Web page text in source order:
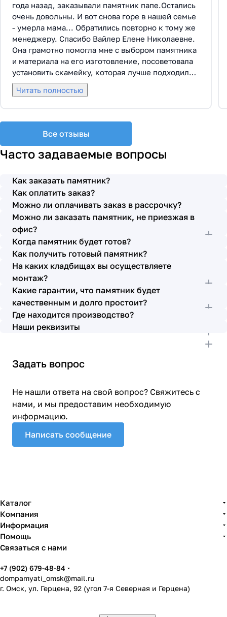
года назад, заказывали памятник папе.Остались
очень довольны. И вот снова горе в нашей семье
- умерла мама... Обратились повторно к тому же
менеджеру. Спасибо Вайлер Елене Николаевне.
Она грамотно помогла мне с выбором памятника
и материала на его изготовление, посоветовала
установить скамейку, которая лучше подходила
по общему дизайну. Вышли на улицу, посмотрели
представленные варианты, я определилась с
все этапы которого были выполнены вовремя и
без нареканий с нашей стороны, все наши
просьбы учтены. В первое наше обращение мы
бригада Головачёва Владимира. Поэтому и в этот
раз я поросила, если можно, то назначить эту же
бригаду. Мне пошли на встречу, спасибо. Ребята
работают спокойно, но в тоже время, соблюдая
всю технологию, работаю слаженно и
качественно. Я присутствовала при монтаже,
ребят это нисколько не смутило. Они, как и
Елена Николаевна, ответили на все мои вопросы,
которые возникли в процессе. Спасибо.
Выражаю благодарность от имени всей нашей
семьи за выполнение заказа в срок и
качественно. К руководству просьба по-
возможности премировать работников.
Читать полностью
Все отзывы
Часто задаваемые вопросы
Как заказать памятник?
Как оплатить заказ?
Можно ли оплачивать заказ в рассрочку?
Можно ли заказать памятник, не приезжая в
офис?
Когда памятник будет готов?
Как получить готовый памятник?
На каких кладбищах вы осуществляете
монтаж?
Какие гарантии, что памятник будет
качественным и долго простоит?
Где находится производство?
Наши реквизиты
Задать вопрос
Не нашли ответа на свой вопрос? Свяжитесь с
нами, и мы предоставим необходимую
информацию.
Написать сообщение
Каталог
Компания
Информация
Помощь
Связаться с нами
+7 (902) 679-48-84
dompamyati_omsk@mail.ru
г. Омск, ул. Герцена, 92 (угол 7-я Северная и Герцена)